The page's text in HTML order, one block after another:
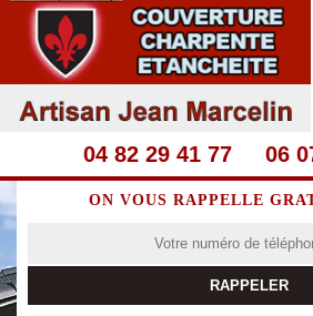
04 82 29 41 77 06
ON VOUS RAPPELLE